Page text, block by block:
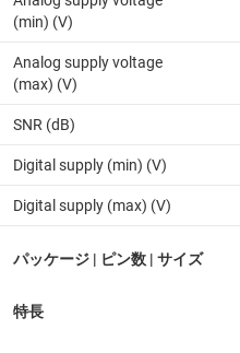
(min) (V)
Analog supply voltage
(max) (V)
SNR (dB)
Digital supply (min) (V)
Digital supply (max) (V)